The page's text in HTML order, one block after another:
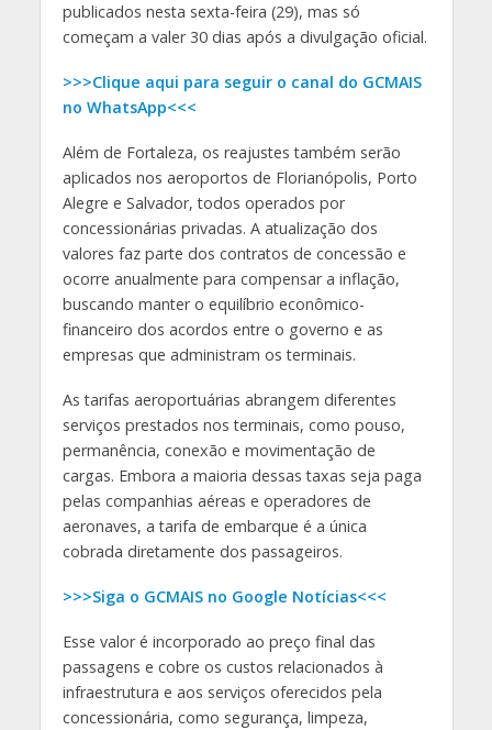
publicados nesta sexta-feira (29), mas só
começam a valer 30 dias após a divulgação oficial.
>>>Clique aqui para seguir o canal do GCMAIS
no WhatsApp<<<
Além de Fortaleza, os reajustes também serão
aplicados nos aeroportos de Florianópolis, Porto
Alegre e Salvador, todos operados por
concessionárias privadas. A atualização dos
valores faz parte dos contratos de concessão e
ocorre anualmente para compensar a inflação,
buscando manter o equilíbrio econômico-
financeiro dos acordos entre o governo e as
empresas que administram os terminais.
As tarifas aeroportuárias abrangem diferentes
serviços prestados nos terminais, como pouso,
permanência, conexão e movimentação de
cargas. Embora a maioria dessas taxas seja paga
pelas companhias aéreas e operadores de
aeronaves, a tarifa de embarque é a única
cobrada diretamente dos passageiros.
>>>Siga o GCMAIS no Google Notícias<<<
Esse valor é incorporado ao preço final das
passagens e cobre os custos relacionados à
infraestrutura e aos serviços oferecidos pela
concessionária, como segurança, limpeza,